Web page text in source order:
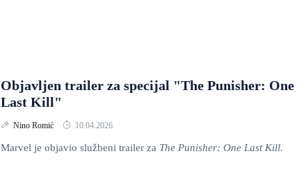
Objavljen trailer za specijal "The Punisher: One
Last Kill"
Nino Romić 10.04.2026.
Marvel je objavio službeni trailer za The Punisher: One Last Kill.